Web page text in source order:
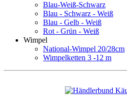
Blau-Weiß-Schwarz
Blau - Schwarz - Weiß
Blau - Gelb - Weiß
Rot - Grün - Weiß
Wimpel
National-Wimpel 20/28cm
Wimpelketten 3 -12 m